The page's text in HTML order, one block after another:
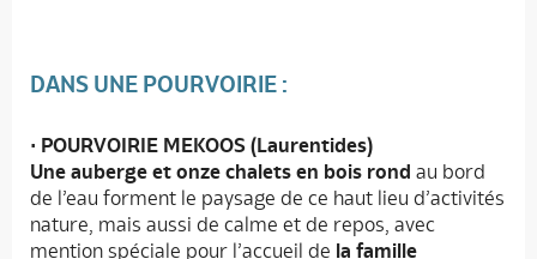
DANS UNE POURVOIRIE :
• POURVOIRIE MEKOOS (Laurentides)
Une auberge et onze chalets en bois rond au bord
de l’eau forment le paysage de ce haut lieu d’activités
nature, mais aussi de calme et de repos, avec
mention spéciale pour l’accueil de la famille